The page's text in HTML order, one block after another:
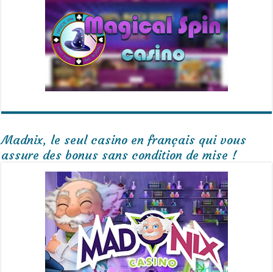
Madnix, le seul casino en français qui vous
assure des bonus sans condition de mise !